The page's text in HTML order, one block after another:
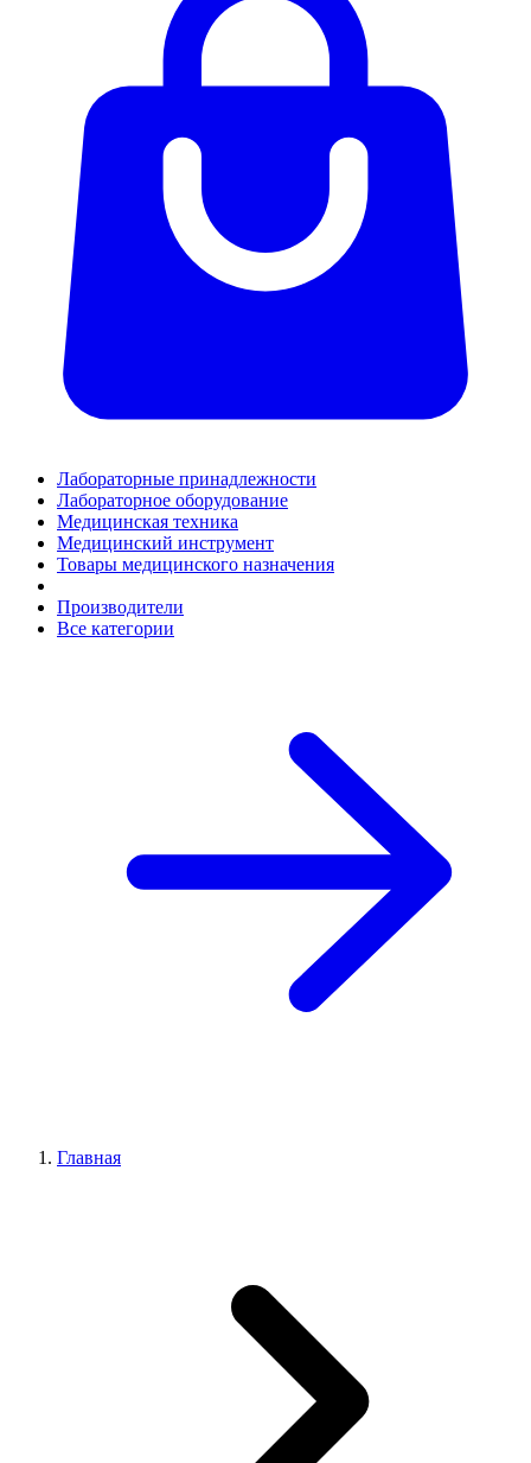
Лабораторные принадлежности
Лабораторное оборудование
Медицинская техника
Медицинский инструмент
Товары медицинского назначения
Производители
Все категории
Главная